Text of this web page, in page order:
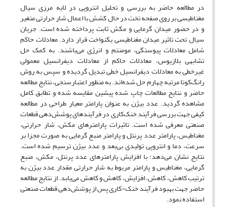
در مطالعه حاضر به بررسی و تحلیل انتروپی در لایه مرزی سیال
مغناطیسی بر روی صفحه تخت در حال کشش با اعمال شار حرارتی متغیر
و در حضور میدان گرمایی و مکش ثابت پرداخته شده است. جریان
سیال تحت تاثیر میدان مغناطیسی یکنواخت قرار دارد. معادلات حاکم
شامل معادلات پیوستگی، مومنتم و انرژی می‌باشند. به کمک حل
تشابهی بلازیوس، معادلات حاکم از معادلات دیفرانسیل معمولی
غیرخطی به معادلات دیفرانسیل خطی تبدیل گردیده و سپس به روش
رانگ‌کوتا مرتبه چهارم حل شده‌اند. به منظور اعتبارسنجی، نتایج مطالعه
حاضر و نتایج مطالعات چاپ شده پیشین مقایسه شده و تطابق کامل
مشاهده گردید. عدد بیژن به عنوان پارامتر معیار طراحی در مطالعه
کیفی جهت بررسی فرآیند خنک‌کاری در فرآیندهای پوشش‌دهی قطعات
صنعتی معرفی شده است. تاثیرات پارامترهای مکش، شار حرارتی،
مغناطیس، پارامتر عدد پرنتل و پارامتر منبع گرمایی به صورت مجزا بر
سرعت، دما و انتروپی تولیدی بی‌بعد و عدد بیژن ترسیم شده است.
نتایج نشان می‌دهد؛ با افزایش پارامترهای عدد پرنتل، مکش، منبع
گرمایی، مغناطیس و پارامتر مربوط به شار حرارتی مقدار عدد بیژن به
ترتیب کاهش، کاهش، افزایش، کاهش و کاهش می‌یابد. از نتایج مطالعه
حاضر جهت بهبود فرآیند خنک-کاری پس از پوشش‌دهی قطعات صنعتی
استفاده نمود.